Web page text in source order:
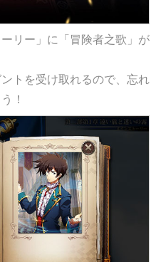
リー」に「冒険者之歌」が
トを受け取れるので、忘れ
！